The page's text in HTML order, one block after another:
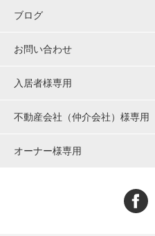
ブログ
お問い合わせ
入居者様専用
不動産会社（仲介会社）様専用
オーナー様専用